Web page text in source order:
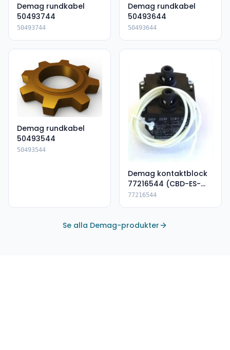
Demag rundkabel
50493744
50493744
Demag rundkabel
50493644
50493644
Demag rundkabel
50493544
50493544
Demag kontaktblock
77216544 (CBD-ES-
DSK)
77216544
Se alla Demag-produkter